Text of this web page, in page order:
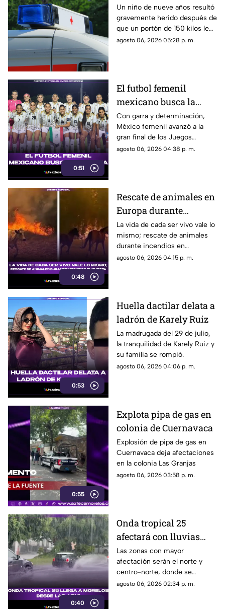
años en Jojutla, ¿cuál
es su estado de salud?
Un niño de nueve años resultó
gravemente herido después de
que un portón de 150 kilos le
cayera encima. Los hechos
agosto 06, 2026 05:28 p. m.
0:51
El futbol femenil
mexicano busca la
presea
Con garra y determinación,
México femenil avanzó a la
gran final de los Juegos
Centroamericanos. El sueño
agosto 06, 2026 04:38 p. m.
0:48
Rescate de animales en
Europa durante
incendios: Gestos de
humanidad en medio
de la emergencia
climática
La vida de cada ser vivo vale lo
mismo; rescate de animales
durante incendios en
EuropaEn medio de la
agosto 06, 2026 04:15 p. m.
0:53
Huella dactilar delata a
ladrón de Karely Ruiz
La madrugada del 29 de julio,
la tranquilidad de Karely Ruiz y
su familia se rompió.
agosto 06, 2026 04:06 p. m.
0:55
Explota pipa de gas en
colonia de Cuernavaca
Explosión de pipa de gas en
Cuernavaca deja afectaciones
en la colonia Las Granjas
agosto 06, 2026 03:58 p. m.
0:40
Onda tropical 25
afectará con lluvias
fuertes a Morelos; estas
serán las zonas y horas
exactas
Las zonas con mayor
afectación serán el norte y
centro-norte, donde se
esperan chubascos intensos,
agosto 06, 2026 02:34 p. m.